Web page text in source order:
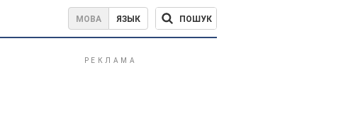
МОВА ЯЗЫК ПОШУК